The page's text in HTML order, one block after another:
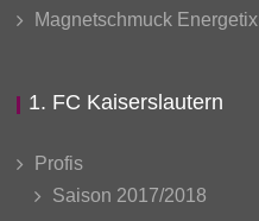
Magnetschmuck Energetix
1. FC Kaiserslautern
Profis
Saison 2017/2018